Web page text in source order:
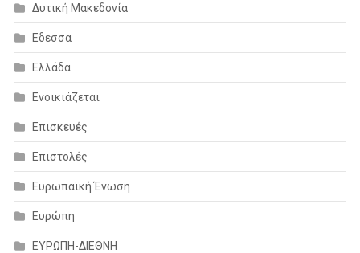
Δυτική Μακεδονία
Εδεσσα
Ελλάδα
Ενοικιάζεται
Επισκευές
Επιστολές
Ευρωπαϊκή Ένωση
Ευρώπη
ΕΥΡΩΠΗ-ΔΙΕΘΝΗ